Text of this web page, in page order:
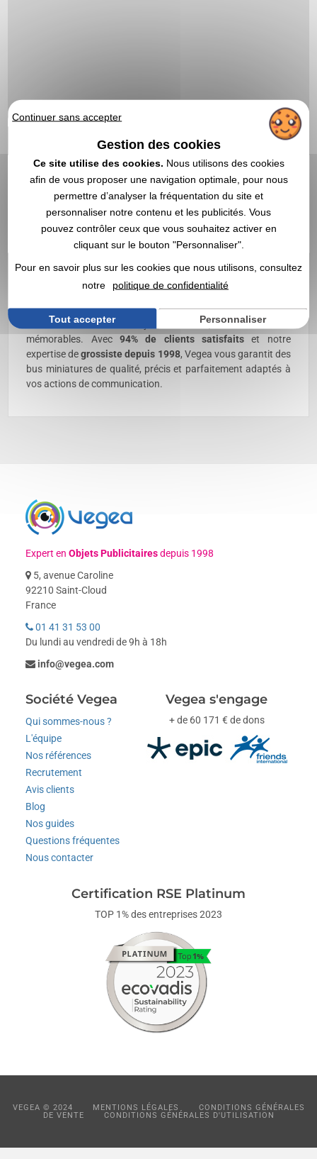
Bus miniatures | Grossiste
Découvrez nos bus publicitaires miniatures, parfaits pour
représenter votre activité dans le transport, le tourisme ou la
mobilité urbaine. Réalisés en métal ou en plastique de
qualité, ils offrent un niveau de détail soigné et un rendu
réaliste qui séduit professionnels, partenaires et
collectionneurs. Entièrementpersonnalisés avec votre logo,
ils deviennent des objets durables, valorisants et
mémorables. Avec 94% de clients satisfaits et notre
expertise degrossiste depuis 1998, Vegea vous garantit des
bus miniatures de qualité, précis et parfaitement adaptés à
vos actions de communication.
Expert enObjets Publicitairesdepuis 1998
5, avenue Caroline
92210 Saint-Cloud
France
01 41 31 53 00
Du lundi au vendredi de 9h à 18h
info@vegea.com
Société Vegea
Qui sommes-nous ?
L'équipe
Nos références
Recrutement
Avis clients
Blog
Nos guides
Questions fréquentes
Nous contacter
Vegea s'engage
+ de 60 171 € de dons
Certification RSE Platinum
TOP 1% des entreprises 2023
VEGEA © 2024 MENTIONS LÉGALES
CONDITIONS GÉNÉRALES
DE VENTE
CONDITIONS GÉNÉRALES D'UTILISATION
Continuer sans accepter
Gestion des cookies
Ce site utilise des cookies. Nous utilisons des cookies
afin de vous proposer une navigation optimale, pour nous
permettre d’analyser la fréquentation du site et
personnaliser notre contenu et les publicités. Vous
pouvez contrôler ceux que vous souhaitez activer en
cliquant sur le bouton "Personnaliser".
Pour en savoir plus sur les cookies que nous utilisons, consultez
notre
politique de confidentialité
Tout accepter Personnaliser